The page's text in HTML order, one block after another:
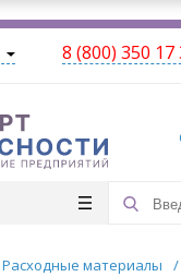
8 (800) 350 17
Расходные материалы /